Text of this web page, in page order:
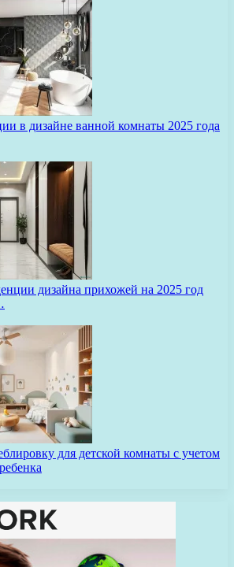
в дизайне ванной комнаты 2025 года
дизайна прихожей на 2025 год
для детской комнаты с учетом